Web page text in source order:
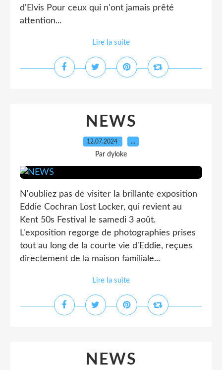
d'Elvis Pour ceux qui n'ont jamais prêté
attention...
Lire la suite
NEWS
12.07.2024 …
Par dyloke
N'oubliez pas de visiter la brillante exposition
Eddie Cochran Lost Locker, qui revient au
Kent 50s Festival le samedi 3 août.
L'exposition regorge de photographies prises
tout au long de la courte vie d'Eddie, reçues
directement de la maison familiale...
Lire la suite
NEWS